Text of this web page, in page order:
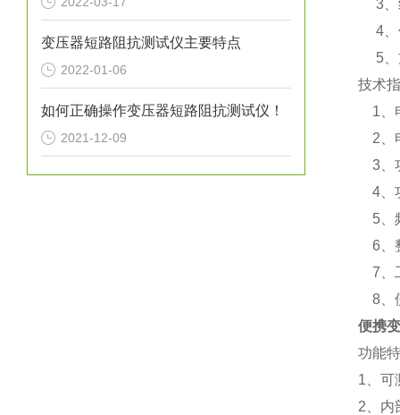
变压器短路阻抗测试仪主要特点
2022-01-06
如何正确操作变压器短路阻抗测试仪！
2021-12-09
3、
4、
5、
技术
1、
2、
3、
4、
5、
6、
7、
8、
便携
功能
1、可
2、内